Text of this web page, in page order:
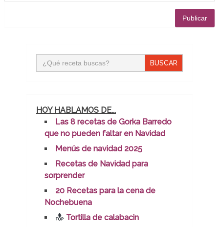
Buscar:
HOY HABLAMOS DE...
Las 8 recetas de Gorka Barredo
que no pueden faltar en Navidad
Menús de navidad 2025
Recetas de Navidad para
sorprender
20 Recetas para la cena de
Nochebuena
Tortilla de calabacin